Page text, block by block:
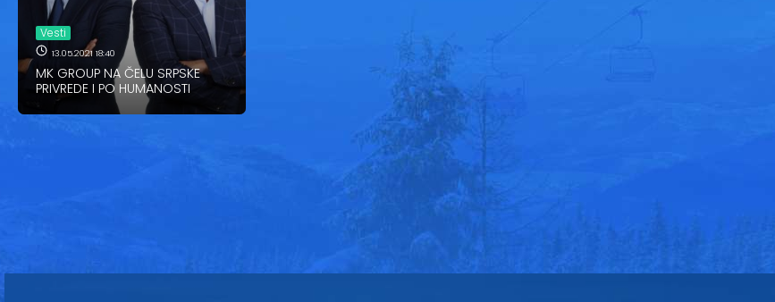
Vesti
13.05.2021 18:40
MK GROUP NA ČELU SRPSKE
PRIVREDE I PO HUMANOSTI